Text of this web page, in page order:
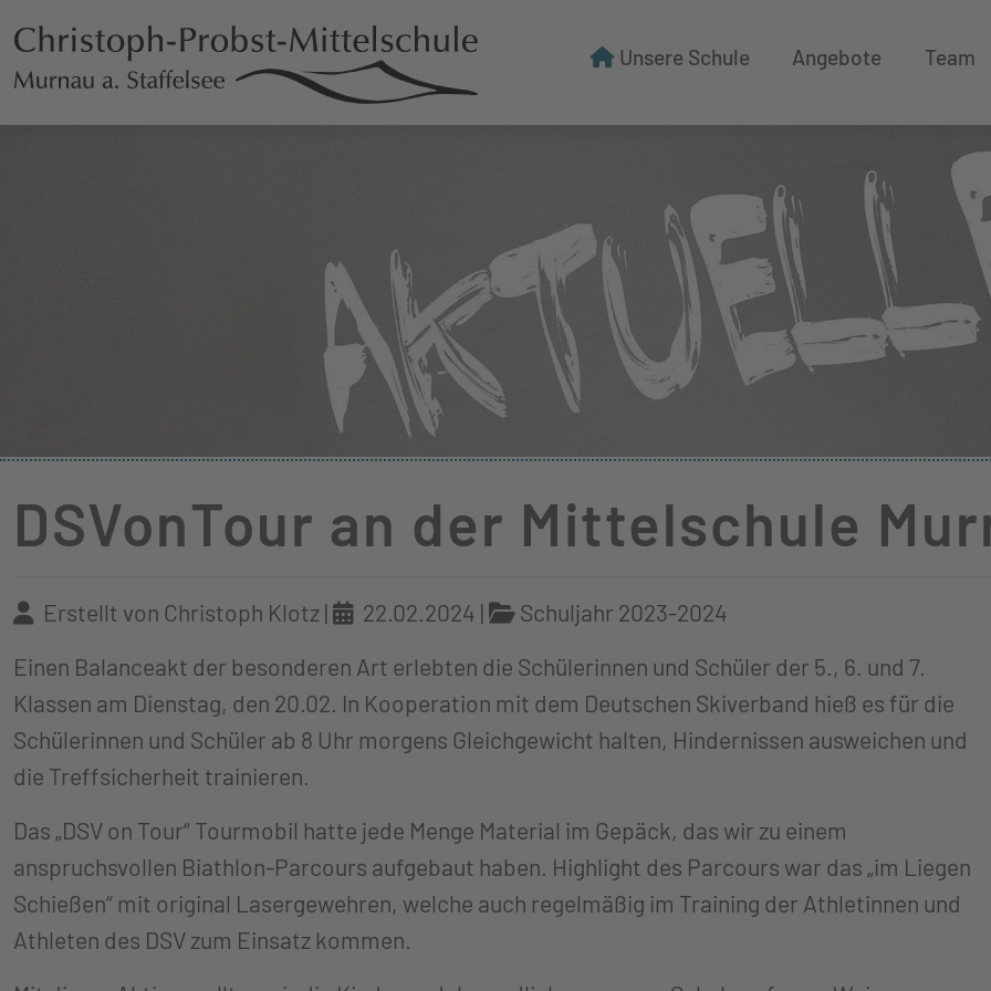
Unsere Schule Angebote Team
DSVonTour an der Mittelschule
Erstellt von Christoph Klotz | 22.02.2024 |
Schuljahr 2023-2024
Einen Balanceakt der besonderen Art erlebten die Schülerinnen und Schüler der 5., 6. und 7.
Klassen am Dienstag, den 20.02. In Kooperation mit dem Deutschen Skiverband hieß es für die
Schülerinnen und Schüler ab 8 Uhr morgens Gleichgewicht halten, Hindernissen ausweichen und
die Treffsicherheit trainieren.
Das „DSV on Tour“ Tourmobil hatte jede Menge Material im Gepäck, das wir zu einem
anspruchsvollen Biathlon-Parcours aufgebaut haben. Highlight des Parcours war das „im Liegen
Schießen“ mit original Lasergewehren, welche auch regelmäßig im Training der Athletinnen und
Athleten des DSV zum Einsatz kommen.